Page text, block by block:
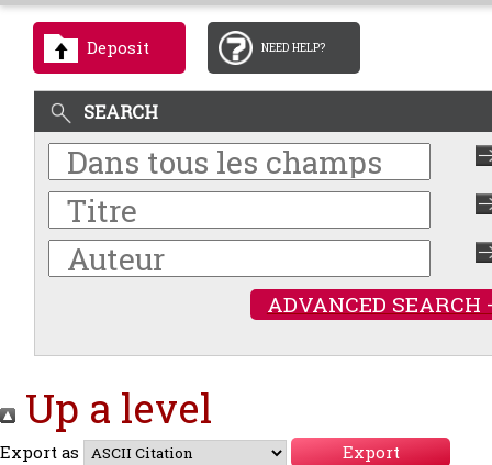
Deposit NEED HELP?
SEARCH
ADVANCED SEARCH
Up a level
Export as